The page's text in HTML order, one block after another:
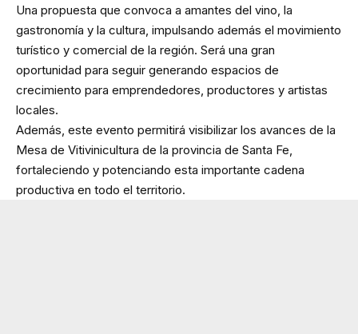
Una propuesta que convoca a amantes del vino, la
gastronomía y la cultura, impulsando además el movimiento
turístico y comercial de la región. Será una gran
oportunidad para seguir generando espacios de
crecimiento para emprendedores, productores y artistas
locales.
Además, este evento permitirá visibilizar los avances de la
Mesa de Vitivinicultura de la provincia de Santa Fe,
fortaleciendo y potenciando esta importante cadena
productiva en todo el territorio.